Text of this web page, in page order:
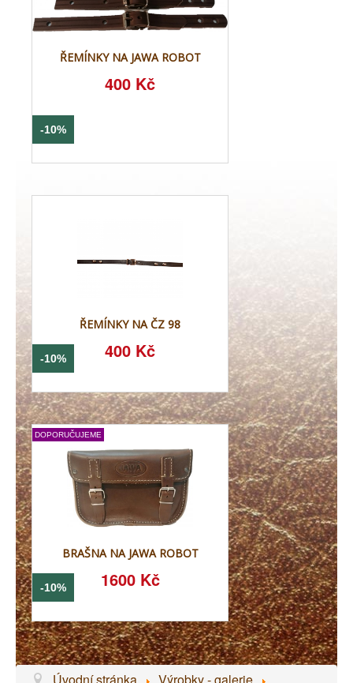
-10%
ŘEMÍNKY NA JAWA ROBOT
400 Kč
-10%
ŘEMÍNKY NA ČZ 98
400 Kč
DOPORUČUJEME
-10%
BRAŠNA NA JAWA ROBOT
1600 Kč